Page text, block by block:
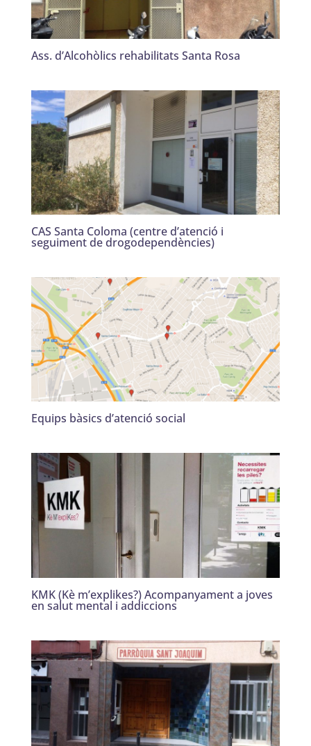
Ass. d’Alcohòlics rehabilitats Santa Rosa
CAS Santa Coloma (centre d’atenció i
seguiment de drogodependències)
Equips bàsics d’atenció social
KMK (Kè m’explikes?) Acompanyament a joves
en salut mental i addiccions